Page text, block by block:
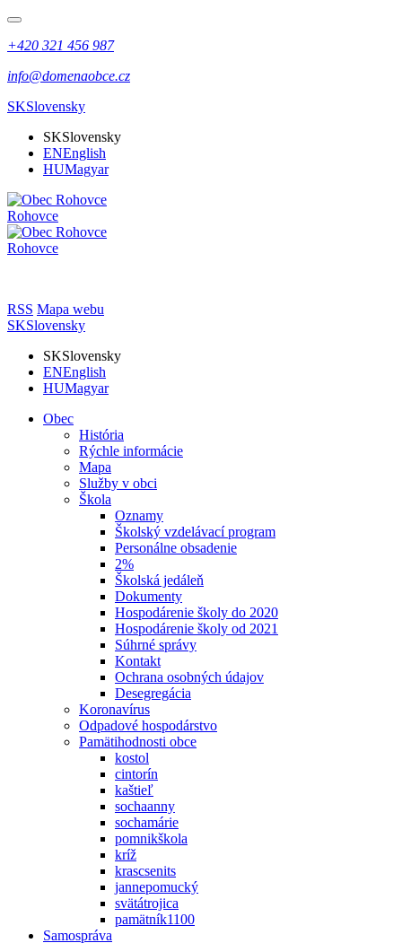
+420 321 456 987
info@domenaobce.cz
SKSlovensky
SKSlovensky
ENEnglish
HUMagyar
Rohovce
Rohovce
RSS Mapa webu
SKSlovensky
SKSlovensky
ENEnglish
HUMagyar
Obec
História
Rýchle informácie
Mapa
Služby v obci
Škola
Oznamy
Školský vzdelávací program
Personálne obsadenie
2%
Školská jedáleň
Dokumenty
Hospodárenie školy do 2020
Hospodárenie školy od 2021
Súhrné správy
Kontakt
Ochrana osobných údajov
Desegregácia
Koronavírus
Odpadové hospodárstvo
Pamätihodnosti obce
kostol
cintorín
kaštieľ
sochaanny
sochamárie
pomnikškola
kríž
krascsenits
jannepomucký
svätátrojica
pamätník1100
Samospráva